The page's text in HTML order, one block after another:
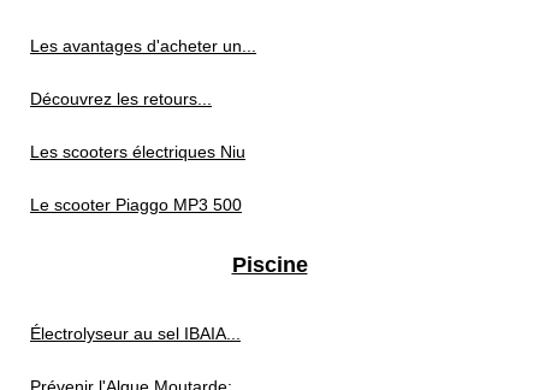
Les avantages d'acheter un...
Découvrez les retours...
Les scooters électriques Niu
Le scooter Piaggo MP3 500
Piscine
Électrolyseur au sel IBAIA...